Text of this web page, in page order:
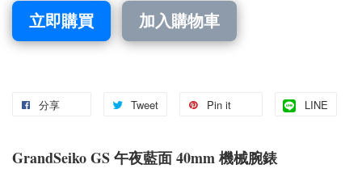
立即購買 加入購物車
分享 Tweet Pin it LINE
GrandSeiko GS 午夜藍面 40mm 機械腕錶